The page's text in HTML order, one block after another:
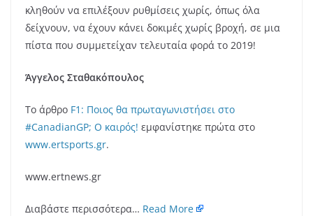
κληθούν να επιλέξουν ρυθμίσεις χωρίς, όπως όλα
δείχνουν, να έχουν κάνει δοκιμές χωρίς βροχή, σε μια
πίστα που συμμετείχαν τελευταία φορά το 2019!
Άγγελος Σταθακόπουλος
Το άρθρο F1: Ποιος θα πρωταγωνιστήσει στο
#CanadianGP; Ο καιρός! εμφανίστηκε πρώτα στο
www.ertsports.gr.
www.ertnews.gr
Διαβάστε περισσότερα… Read More